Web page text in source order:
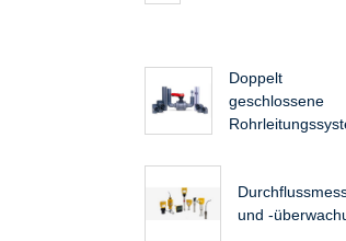
Doppelt
geschlossene
und -